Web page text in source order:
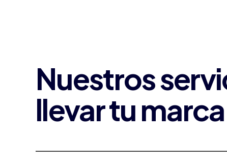
Nuestros
llevar tu